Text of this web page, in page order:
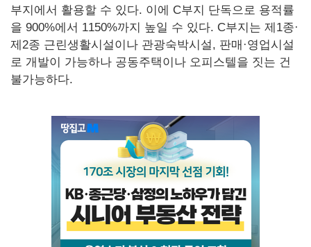
부지에서 활용할 수 있다. 이에 C부지 단독으로 용적률
을 900%에서 1150%까지 높일 수 있다. C부지는 제1종·
제2종 근린생활시설이나 관광숙박시설, 판매·영업시설
로 개발이 가능하나 공동주택이나 오피스텔을 짓는 건
불가능하다.